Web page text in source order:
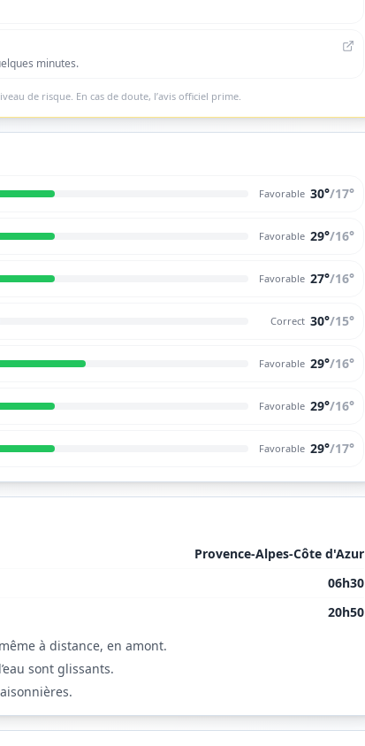
minutes.
de risque. En cas de doute, l’avis officiel prime.
Favorable 30°/17°
Favorable 29°/16°
Favorable 27°/16°
Correct 30°/15°
Favorable 29°/16°
Favorable 29°/16°
Favorable 29°/17°
Provence-Alpes-Côte d'Azur
06h30
20h50
à distance, en amont.
sont glissants.